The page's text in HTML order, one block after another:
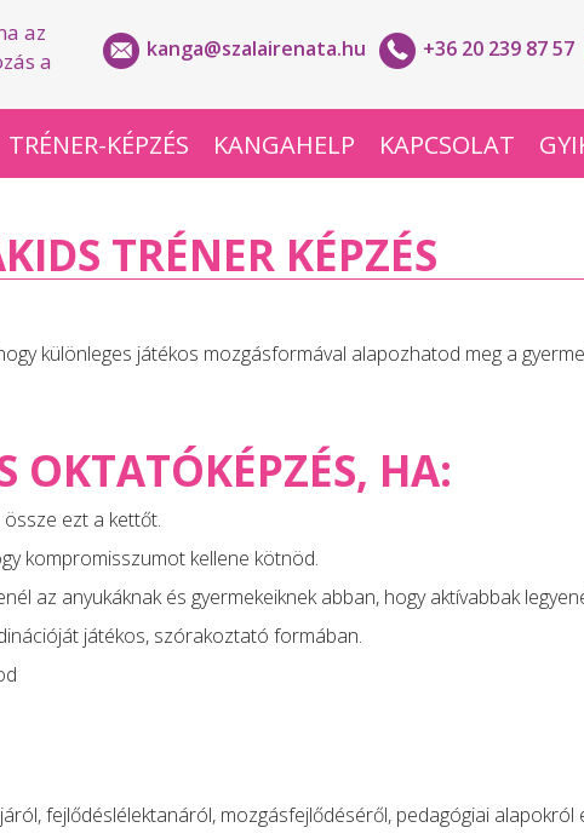
az
a
kanga@szalairenata.hu +36 20 239 87 57
TRÉNER-KÉPZÉS KANGAHELP KAPCSOLAT
TRÉNER KÉPZÉS
különleges játékos mozgásformával alapozhatod meg a
OKTATÓKÉPZÉS, HA:
ezt a kettőt.
kompromisszumot kellene kötnöd.
az anyukáknak és gyermekeiknek abban, hogy aktívabbak
játékos, szórakoztató formában.
fejlődéslélektanáról, mozgásfejlődéséről, pedagógiai